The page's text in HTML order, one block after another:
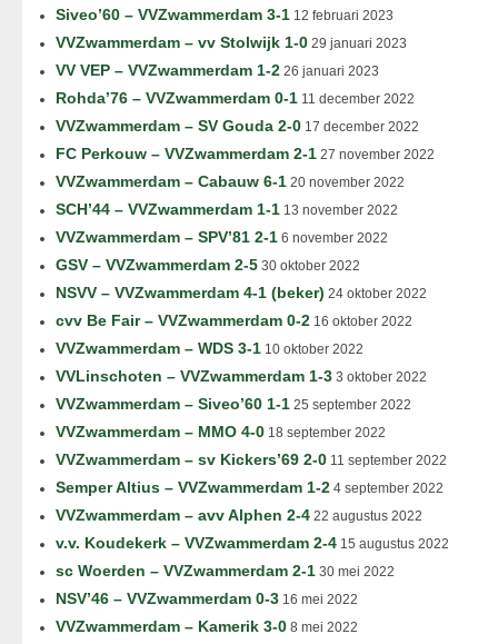
Siveo’60 – VVZwammerdam 3-1 12 februari 2023
VVZwammerdam – vv Stolwijk 1-0 29 januari 2023
VV VEP – VVZwammerdam 1-2 26 januari 2023
Rohda’76 – VVZwammerdam 0-1 11 december 2022
VVZwammerdam – SV Gouda 2-0 17 december 2022
FC Perkouw – VVZwammerdam 2-1 27 november 2022
VVZwammerdam – Cabauw 6-1 20 november 2022
SCH’44 – VVZwammerdam 1-1 13 november 2022
VVZwammerdam – SPV’81 2-1 6 november 2022
GSV – VVZwammerdam 2-5 30 oktober 2022
NSVV – VVZwammerdam 4-1 (beker) 24 oktober 2022
cvv Be Fair – VVZwammerdam 0-2 16 oktober 2022
VVZwammerdam – WDS 3-1 10 oktober 2022
VVLinschoten – VVZwammerdam 1-3 3 oktober 2022
VVZwammerdam – Siveo’60 1-1 25 september 2022
VVZwammerdam – MMO 4-0 18 september 2022
VVZwammerdam – sv Kickers’69 2-0 11 september 2022
Semper Altius – VVZwammerdam 1-2 4 september 2022
VVZwammerdam – avv Alphen 2-4 22 augustus 2022
v.v. Koudekerk – VVZwammerdam 2-4 15 augustus 2022
sc Woerden – VVZwammerdam 2-1 30 mei 2022
NSV’46 – VVZwammerdam 0-3 16 mei 2022
VVZwammerdam – Kamerik 3-0 8 mei 2022